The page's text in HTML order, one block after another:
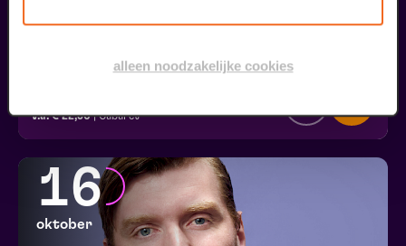
alleen noodzakelijke cookies
Claudia de Breij
v.a. € 22,50| Cabaret
16
oktober